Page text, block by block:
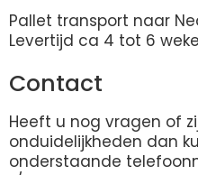
Pallet transport naar
Levertijd ca 4 tot 6
Contact
Heeft u nog vragen of
onduidelijkheden dan
onderstaande